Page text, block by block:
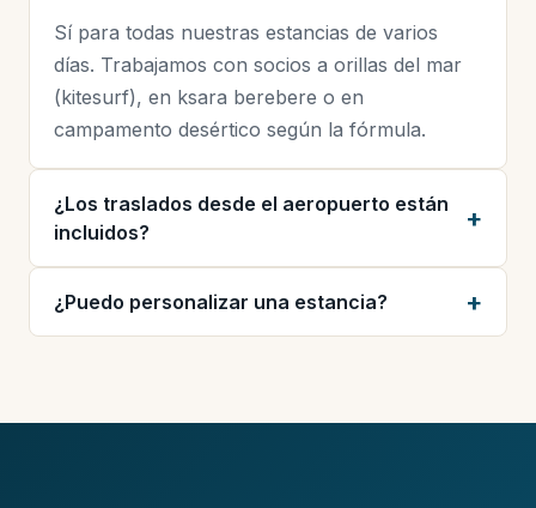
Sí para todas nuestras estancias de varios
días. Trabajamos con socios a orillas del mar
(kitesurf), en ksara berebere o en
campamento desértico según la fórmula.
¿Los traslados desde el aeropuerto están
incluidos?
¿Puedo personalizar una estancia?